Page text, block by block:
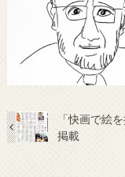
「快画で絵
掲載